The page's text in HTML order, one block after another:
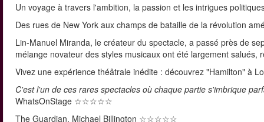
Un voyage à travers l'ambition, la passion et les intrigues
Des rues de New York aux champs de bataille de la révolution
Lin-Manuel Miranda, le créateur du spectacle, a passé près de
mélange novateur des styles musicaux ont été largement
Vivez une expérience théâtrale inédite : découvrez "Hamilton" à
C'est l'un de ces rares spectacles où chaque partie s'imbrique
WhatsOnStage ☆☆☆☆☆
The Guardian, Michael Billington ☆☆☆☆☆